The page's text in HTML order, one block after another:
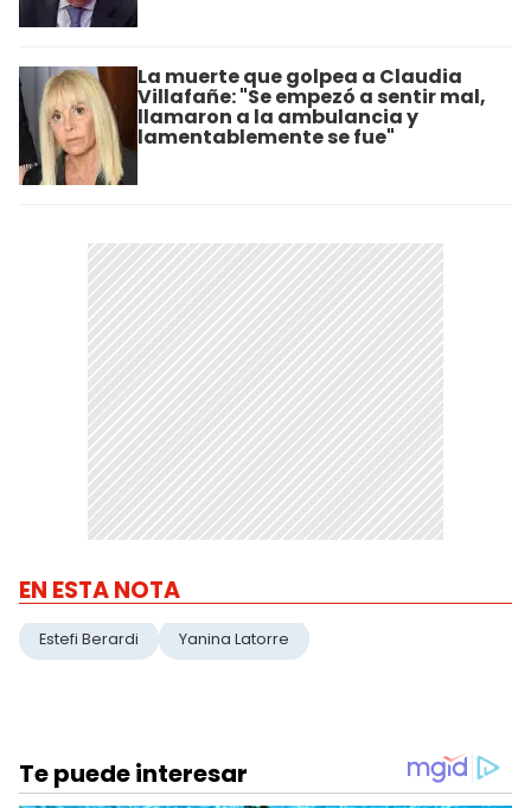
La muerte que golpea a Claudia
Villafañe: "Se empezó a sentir mal,
llamaron a la ambulancia y
lamentablemente se fue"
EN ESTA NOTA
Estefi Berardi Yanina Latorre